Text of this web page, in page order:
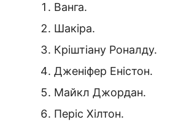
Ванга.
Шакіра.
Кріштіану Роналду.
Дженіфер Еністон.
Майкл Джордан.
Періс Хілтон.